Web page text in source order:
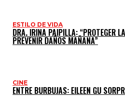
ESTILO DE VIDA
DRA. IRINA PAIPILLA: “PROTEGER
PREVENIR DAÑOS MAÑANA”
CINE
ENTRE BURBUJAS: EILEEN GU